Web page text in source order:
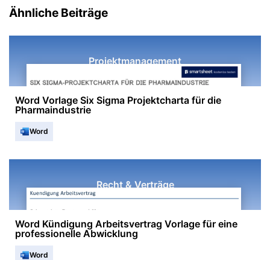
Ähnliche Beiträge
Projektmanagement
Word Vorlage Six Sigma Projektcharta für die
Pharmaindustrie
Word
Recht & Verträge
Word Kündigung Arbeitsvertrag Vorlage für eine
professionelle Abwicklung
Word